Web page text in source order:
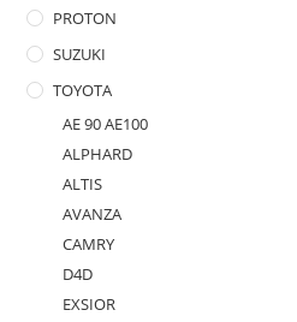
PROTON
SUZUKI
TOYOTA
AE 90 AE100
ALPHARD
ALTIS
AVANZA
CAMRY
D4D
EXSIOR